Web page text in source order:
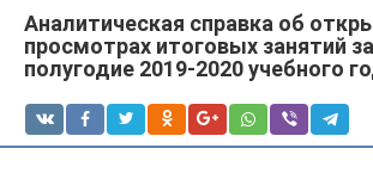
Аналитическая справка об
просмотрах итоговых занятий
полугодие 2019-2020 учебного